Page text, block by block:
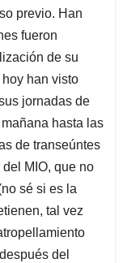
previo. Han
fueron
de su
han visto
jornadas de
hasta las
de transeúntes
MIO, que no
sé si es la
tal vez
del